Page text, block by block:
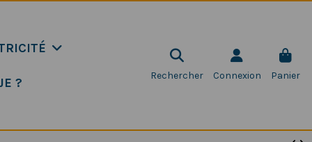
? Rechercher Connexion Panier